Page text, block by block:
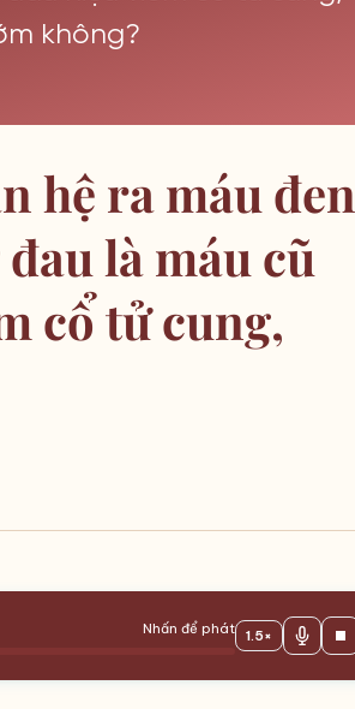
không?
hệ ra máu đen
là máu cũ
cổ tử cung,
Nhấn để phát 1.5×